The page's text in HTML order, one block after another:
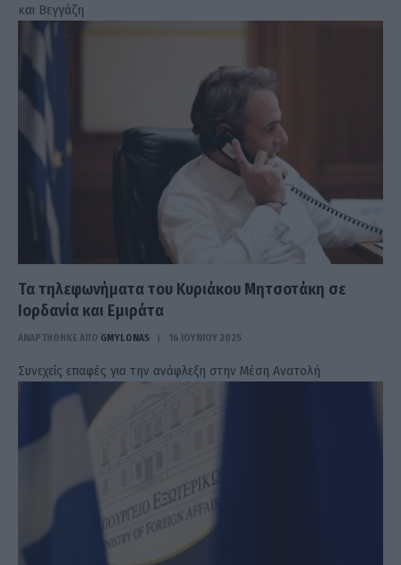
και Βεγγάζη
Τα τηλεφωνήματα του Κυριάκου Μητσοτάκη σε
Ιορδανία και Εμιράτα
ΑΝΑΡΤΗΘΗΚΕ ΑΠΟ GMYLONAS 16 ΙΟΥΝΊΟΥ 2025
Συνεχείς επαφές για την ανάφλεξη στην Μέση Ανατολή